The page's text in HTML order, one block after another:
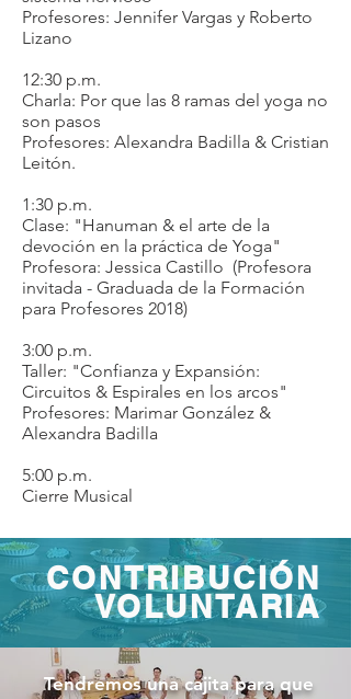
Profesores: Jennifer Vargas y Roberto
Lizano
12:30 p.m.
Charla: Por que las 8 ramas del yoga no
son pasos
Profesores: Alexandra Badilla & Cristian
Leitón.
1:30 p.m.
Clase: "Hanuman & el arte de la
devoción en la práctica de Yoga"
Profesora: Jessica Castillo (Profesora
invitada - Graduada de la Formación
para Profesores 2018)
3:00 p.m.
Taller: "Confianza y Expansión:
Circuitos & Espirales en los arcos"
Profesores: Marimar González &
Alexandra Badilla
5:00 p.m.
Cierre Musical
CONTRIBUCIÓN
VOLUNTARIA
Tendremos una cajita para que